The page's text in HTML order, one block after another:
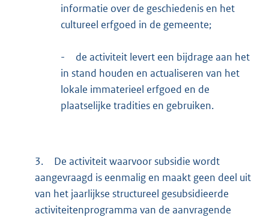
informatie over de geschiedenis en het
cultureel erfgoed in de gemeente;
-
de activiteit levert een bijdrage aan het
in stand houden en actualiseren van het
lokale immaterieel erfgoed en de
plaatselijke tradities en gebruiken.
3.
De activiteit waarvoor subsidie wordt
aangevraagd is eenmalig en maakt geen deel uit
van het jaarlijkse structureel gesubsidieerde
activiteitenprogramma van de aanvragende